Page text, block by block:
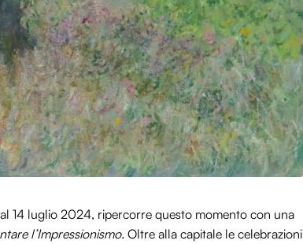
14 luglio 2024, ripercorre questo momento con una
l’Impressionismo.Oltre alla capitale le celebrazioni